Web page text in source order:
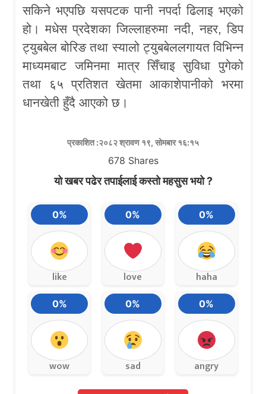
सकिने भएपछि यसपटक पानी नपर्दा ढिलाइ भएको
हो। मधेस प्रदेशका जिल्लाहरुमा नदी, नहर, डिप
ट्युबबेल बोरिङ तथा स्यालो ट्युबबेललगायत विभिन्न
माध्यमबाट जमिनमा मात्र सिँचाइ सुविधा पुगेको
तथा ६५ प्रतिशत खेतमा आकाशेपानीको भरमा
धानखेती हुँदै आएको छ।
प्रकाशित :२०८२ श्रावण १९, सोमबार १६:१५
678 Shares
यो खबर पढेर तपाईलाई कस्तो महसुस भयो ?
0%
like
0%
love
0%
haha
0%
wow
0%
sad
0%
angry